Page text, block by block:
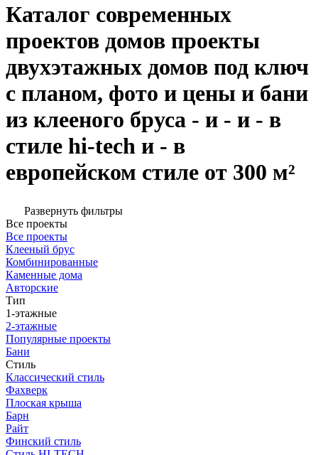
Каталог современных
проектов домов проекты
двухэтажных домов под ключ
с планом, фото и цены и бани
из клееного бруса - и - и - в
стиле hi-tech и - в
европейском стиле от 300 м²
Развернуть фильтры
Все проекты
Все проекты
Клееный брус
Комбинированные
Каменные дома
Авторские
Тип
1-этажные
2-этажные
Популярные проекты
Бани
Стиль
Классический стиль
Фахверк
Плоская крыша
Барн
Райт
Финский стиль